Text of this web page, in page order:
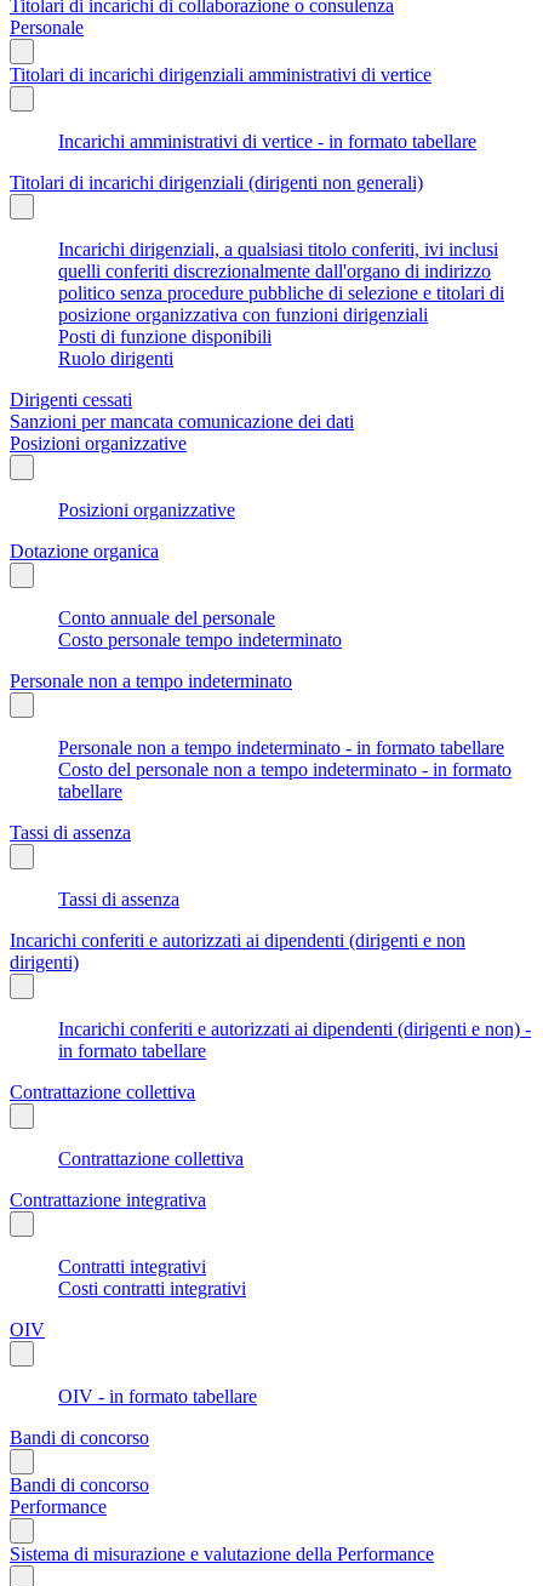
Titolari di incarichi di collaborazione o consulenza
Personale
Titolari di incarichi dirigenziali amministrativi di vertice
Incarichi amministrativi di vertice - in formato tabellare
Titolari di incarichi dirigenziali (dirigenti non generali)
Incarichi dirigenziali, a qualsiasi titolo conferiti, ivi inclusi
quelli conferiti discrezionalmente dall'organo di indirizzo
politico senza procedure pubbliche di selezione e titolari di
posizione organizzativa con funzioni dirigenziali
Posti di funzione disponibili
Ruolo dirigenti
Dirigenti cessati
Sanzioni per mancata comunicazione dei dati
Posizioni organizzative
Posizioni organizzative
Dotazione organica
Conto annuale del personale
Costo personale tempo indeterminato
Personale non a tempo indeterminato
Personale non a tempo indeterminato - in formato tabellare
Costo del personale non a tempo indeterminato - in formato
tabellare
Tassi di assenza
Tassi di assenza
Incarichi conferiti e autorizzati ai dipendenti (dirigenti e non
dirigenti)
Incarichi conferiti e autorizzati ai dipendenti (dirigenti e non) -
in formato tabellare
Contrattazione collettiva
Contrattazione collettiva
Contrattazione integrativa
Contratti integrativi
Costi contratti integrativi
OIV
OIV - in formato tabellare
Bandi di concorso
Bandi di concorso
Performance
Sistema di misurazione e valutazione della Performance